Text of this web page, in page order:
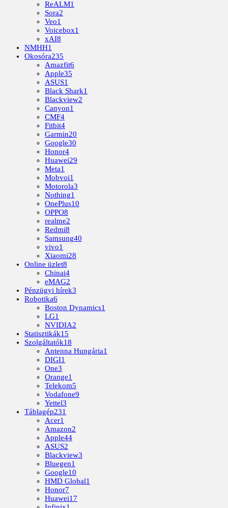
ReALM1
Sora2
Veo1
Voicebox1
xAI8
NMHH1
Okosóra235
Amazfit6
Apple35
ASUS1
Black Shark1
Blackview2
Canyon1
CMF4
Fitbit4
Garmin20
Google30
Honor4
Huawei29
Meta1
Mobvoi1
Motorola3
Nothing1
OnePlus10
OPPO8
realme2
Redmi8
Samsung40
vivo1
Xiaomi28
Online üzlet8
Chinai4
eMAG2
Pénzügyi hírek3
Robotika6
Boston Dynamics1
LG1
NVIDIA2
Statisztikák15
Szolgáltatók18
Antenna Hungária1
DIGI1
One3
Orange1
Telekom5
Vodafone9
Yettel3
Táblagép231
Acer1
Amazon2
Apple44
ASUS2
Blackview3
Bluegen1
Google10
HMD Global1
Honor7
Huawei17